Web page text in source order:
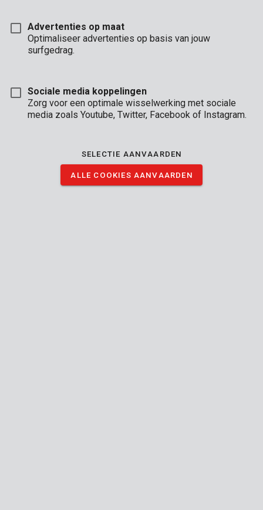
Plantschepje groot
Advertenties op maat
Optimaliseer advertenties op basis van jouw
surfgedrag.
Sociale media koppelingen
Zorg voor een optimale wisselwerking met sociale
media zoals Youtube, Twitter, Facebook of Instagram.
SELECTIE AANVAARDEN
ALLE COOKIES AANVAARDEN